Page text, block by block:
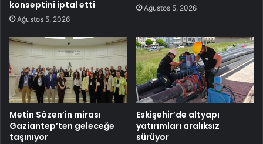
konseptini iptal etti
Ağustos 5, 2026
Ağustos 5, 2026
Metin Sözen’in mirası
Gaziantep’ten geleceğe
taşınıyor
Eskişehir’de altyapı
yatırımları aralıksız
sürüyor